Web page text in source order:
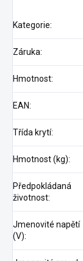
Kategorie:
Záruka:
Hmotnost:
EAN:
Třída krytí:
Hmotnost (kg):
Předpokládaná
životnost:
Jmenovité napětí
(V):